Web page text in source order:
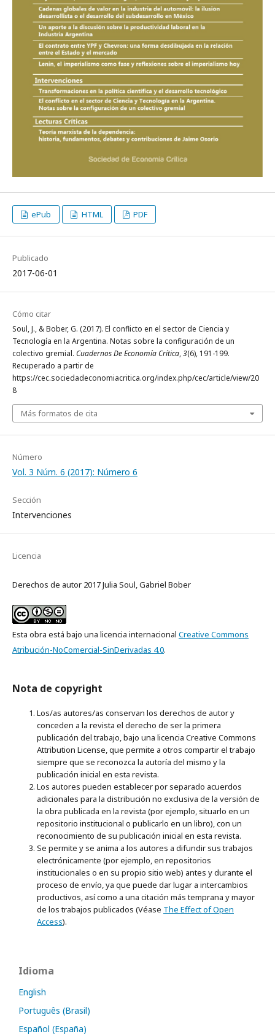
ePub HTML PDF
Publicado
2017-06-01
Cómo citar
Soul, J., & Bober, G. (2017). El conflicto en el sector de Ciencia y
Tecnología en la Argentina. Notas sobre la configuración de un
colectivo gremial. Cuadernos De Economía Crítica,3(6), 191-199.
Recuperado a partir de
https://cec.sociedadeconomiacritica.org/index.php/cec/article/view/20
8
Más formatos de cita
Número
Vol. 3 Núm. 6 (2017): Número 6
Sección
Intervenciones
Licencia
Derechos de autor 2017 Julia Soul, Gabriel Bober
Esta obra está bajo una licencia internacional Creative Commons
Atribución-NoComercial-SinDerivadas 4.0.
Nota de copyright
Los/as autores/as conservan los derechos de autor y
conceden a la revista el derecho de ser la primera
publicación del trabajo, bajo una licencia Creative Commons
Attribution License, que permite a otros compartir el trabajo
siempre que se reconozca la autoría del mismo y la
publicación inicial en esta revista.
Los autores pueden establecer por separado acuerdos
adicionales para la distribución no exclusiva de la versión de
la obra publicada en la revista (por ejemplo, situarlo en un
repositorio institucional o publicarlo en un libro), con un
reconocimiento de su publicación inicial en esta revista.
Se permite y se anima a los autores a difundir sus trabajos
electrónicamente (por ejemplo, en repositorios
institucionales o en su propio sitio web) antes y durante el
proceso de envío, ya que puede dar lugar a intercambios
productivos, así como a una citación más temprana y mayor
de los trabajos publicados (Véase The Effect of Open
Access).
Idioma
English
Português (Brasil)
Español (España)